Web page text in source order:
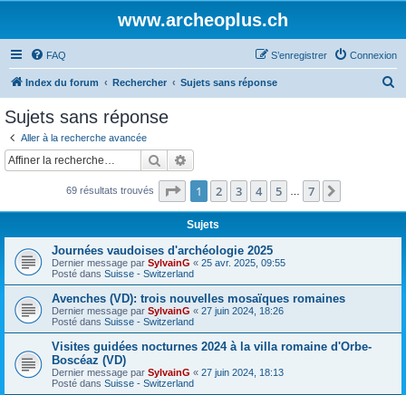
www.archeoplus.ch
FAQ Connexion
S’enregistrer
Index du forum Rechercher Sujets sans réponse
c
Sujets sans réponse
Aller à la recherche avancée
Rechercher
69 résultats trouvés Page 1sur7
1 2 3 4 5 7
Sujets
Journées vaudoises d'archéologie 2025
Dernier message par SylvainG « 25 avr. 2025, 09:55
Posté dans Suisse - Switzerland
Avenches (VD): trois nouvelles mosaïques romaines
Dernier message par SylvainG « 27 juin 2024, 18:26
Posté dans Suisse - Switzerland
Visites guidées nocturnes 2024 à la villa romaine d'Orbe-
Boscéaz (VD)
Dernier message par SylvainG « 27 juin 2024, 18:13
Posté dans Suisse - Switzerland